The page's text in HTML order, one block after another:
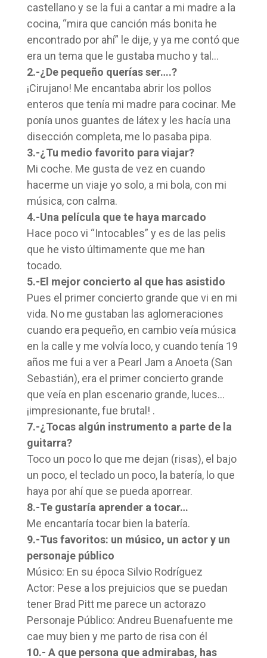
castellano y se la fui a cantar a mi madre a la
cocina, “mira que canción más bonita he
encontrado por ahí” le dije, y ya me contó que
era un tema que le gustaba mucho y tal…
2.-¿De pequeño querías ser….?
¡Cirujano! Me encantaba abrir los pollos
enteros que tenía mi madre para cocinar. Me
ponía unos guantes de látex y les hacía una
disección completa, me lo pasaba pipa.
3.-¿Tu medio favorito para viajar?
Mi coche. Me gusta de vez en cuando
hacerme un viaje yo solo, a mi bola, con mi
música, con calma.
4.-Una película que te haya marcado
Hace poco vi “Intocables” y es de las pelis
que he visto últimamente que me han
tocado.
5.-El mejor concierto al que has asistido
Pues el primer concierto grande que vi en mi
vida. No me gustaban las aglomeraciones
cuando era pequeño, en cambio veía música
en la calle y me volvía loco, y cuando tenía 19
años me fui a ver a Pearl Jam a Anoeta (San
Sebastián), era el primer concierto grande
que veía en plan escenario grande, luces…
¡impresionante, fue brutal! .
7.-¿Tocas algún instrumento a parte de la
guitarra?
Toco un poco lo que me dejan (risas), el bajo
un poco, el teclado un poco, la batería, lo que
haya por ahí que se pueda aporrear.
8.-Te gustaría aprender a tocar…
Me encantaría tocar bien la batería.
9.-Tus favoritos: un músico, un actor y un
personaje público
Músico: En su época Silvio Rodríguez
Actor: Pese a los prejuicios que se puedan
tener Brad Pitt me parece un actorazo
Personaje Público: Andreu Buenafuente me
cae muy bien y me parto de risa con él
10.- A que persona que admirabas, has